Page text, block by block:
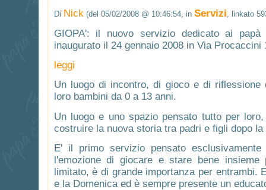
Di Nick(del 05/02/2008 @ 10:46:54, in Servizi, linkato
GIOPA': il nuovo servizio dedicato ai
inaugurato il 24 gennaio 2008 in Via Procaccini
leggi
Un luogo di incontro, di gioco e di
loro bambini da 0 a 13 anni.
Un luogo e uno spazio pensato tutto per
costruire la nuova storia tra padri e figli dopo la
E' il primo servizio pensato
l'emozione di giocare e stare bene
limitato, è di grande importanza per entrambi.
e la Domenica ed è sempre presente un